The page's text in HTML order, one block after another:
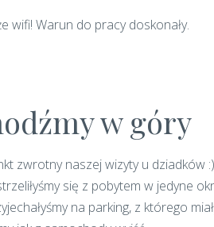
wifi! Warun do pracy doskonały.
w góry
zwrotny naszej wizyty u dziadków
się z pobytem w jedyne
na parking, z którego